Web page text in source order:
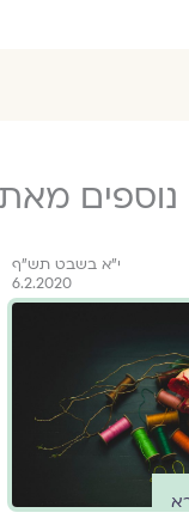
נוספים
י"א בשבט תש"ף
6.2.2020